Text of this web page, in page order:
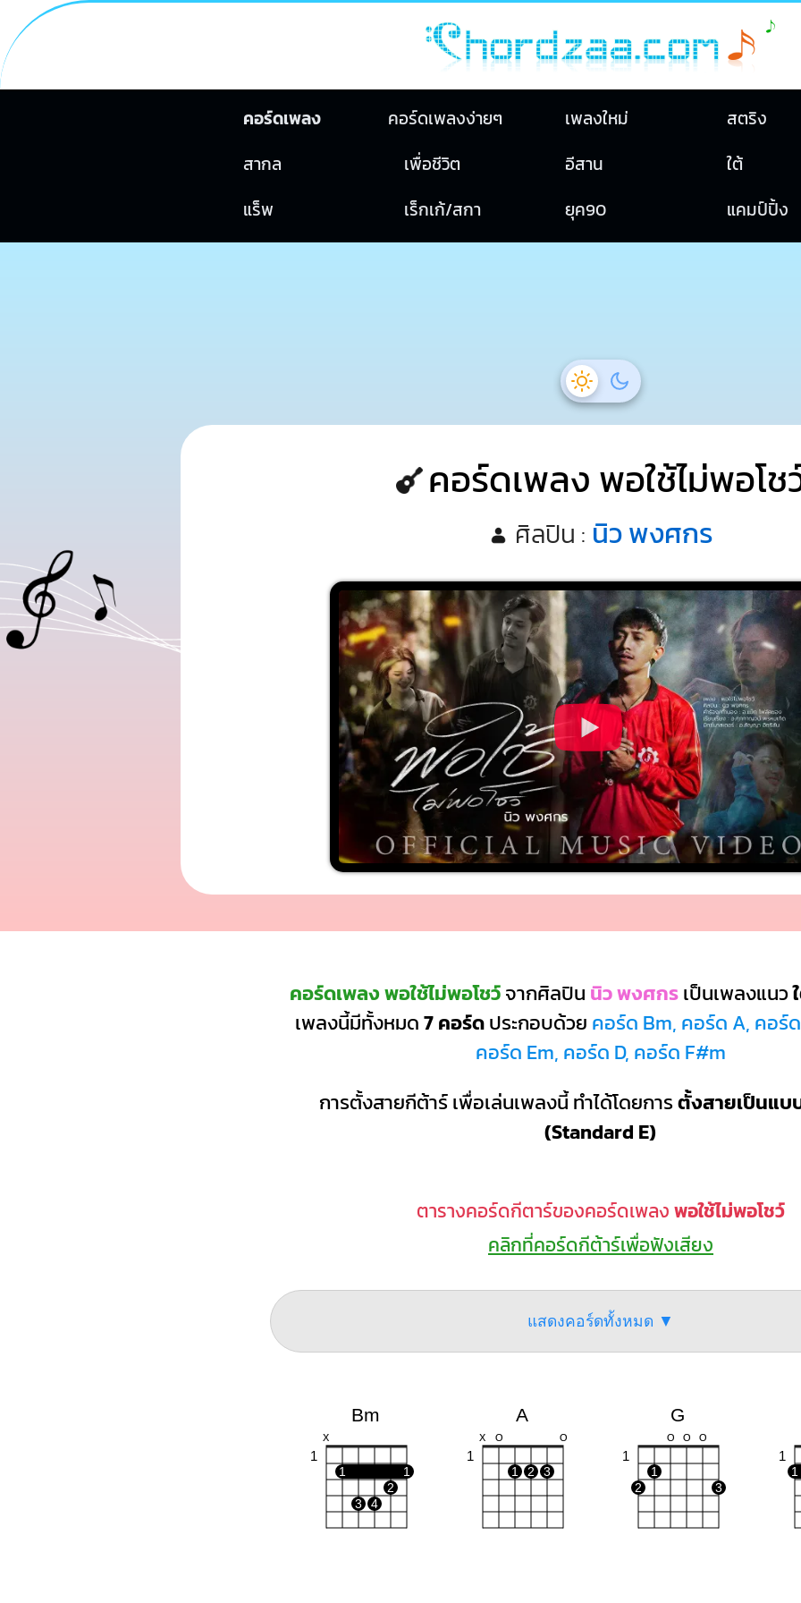
คอร์ดเพลง คอร์ดเพลงง่ายๆ เพลงใหม่
สตริง
สากล
เพื่อชีวิต อีสาน
ใต้
แร็พ
เร็กเก้/สกา ยุค90 แคมป์ปิ้ง
คอร์ดเพลง พอใช้ไม่พอโช
ศิลปิน : นิว พงศกร
คอร์ดเพลง พอใช้ไม่พอโชว์จากศิลปิน นิว พงศกรเป็นเพลงแนว
เพลงนี้มีทั้งหมด7 คอร์ดประกอบด้วย คอร์ด Bm, คอร์ด A, คอร์
คอร์ด Em, คอร์ด D, คอร์ด F#m
การตั้งสายกีต้าร์ เพื่อเล่นเพลงนี้ ทำได้โดยการตั้งสายเป็นแบ
(Standard E)
ตารางคอร์ดกีตาร์ของคอร์ดเพลงพอใช้ไม่พอโชว์
คลิกที่คอร์ดกีต้าร์เพื่อฟังเสียง
แสดงคอร์ดทั้งหมด ▼
Bm
X
1
1
1
2
3
4
A
X O O
1
1 2 3
G
O O O
1
1
2
3
1
1